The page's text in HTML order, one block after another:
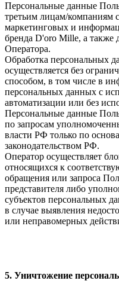
Персональные данные
третьим лицам/компаниям
маркетинговых и
бренда D'oro Mille, а также
Оператора.
Обработка персональных
осуществляется без
способом, в том числе в
персональных данных с
автоматизации или без
Персональные данные
по запросам
власти РФ только по
законодательством РФ.
Оператор осуществляет
относящихся к
обращения или запроса
представителя либо
субъектов персональных
в случае выявления
или неправомерных
5. Уничтожение